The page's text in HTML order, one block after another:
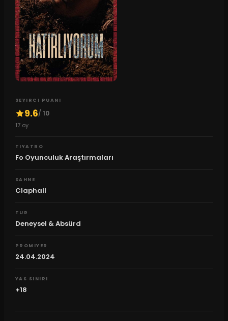
SEYIRCI PUANI
9.6/ 10
17oy
TIYATRO
Fo Oyunculuk Araştırmaları
SAHNE
Claphall
TUR
Deneysel & Absürd
PROMIYER
24.04.2024
YAS SINIRI
+18